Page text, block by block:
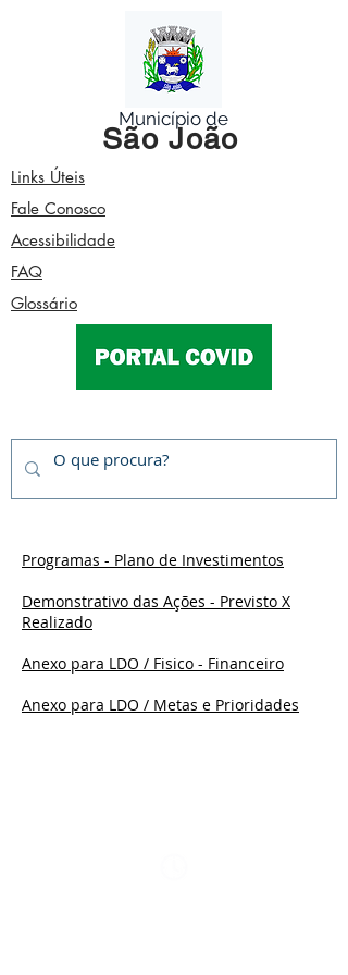
Município de
São João
Links Úteis
Fale Conosco
Acessibilidade
FAQ
Glossário
Programas - Plano de Investimentos
Demonstrativo das Ações - Previsto X
Realizado
Anexo para LDO / Fisico - Financeiro
Anexo para LDO / Metas e Prioridades